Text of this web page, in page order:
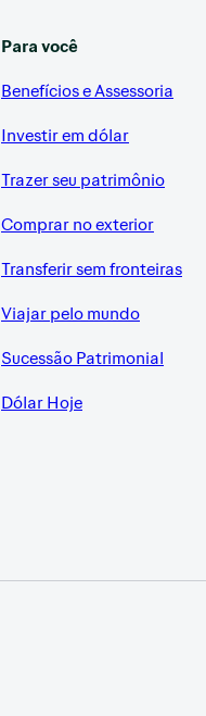
Para você
Benefícios e Assessoria
Investir em dólar
Trazer seu patrimônio
Comprar no exterior
Transferir sem fronteiras
Viajar pelo mundo
Sucessão Patrimonial
Dólar Hoje